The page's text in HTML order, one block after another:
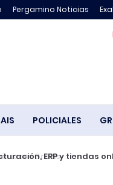
Pergamino Noticias
POLICIALES
ERP y tiendas